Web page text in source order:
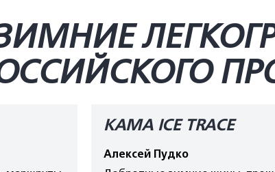
КАМА ICE TRACE
Алексей Пудко